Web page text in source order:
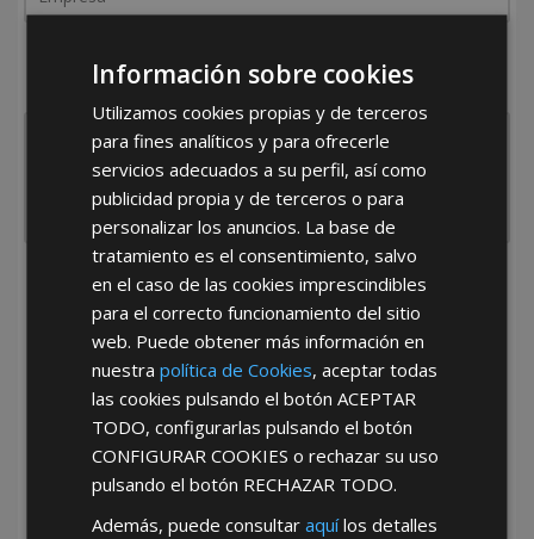
¿De dónde es la empresa?
España
Portugal Otros
He leído y acepto laPolítica de Privacidad
*Abstenerse particulares, sólo venta a tiendas y empresas minoristas y
Información sobre cookies
Utilizamos cookies propias y de terceros
para fines analíticos y para ofrecerle
servicios adecuados a su perfil, así como
publicidad propia y de terceros o para
personalizar los anuncios. La base de
tratamiento es el consentimiento, salvo
en el caso de las cookies imprescindibles
para el correcto funcionamiento del sitio
web. Puede obtener más información en
nuestrapolítica de Cookies, aceptar todas
las cookies pulsando el botónACEPTAR
TODO, configurarlas pulsando el botón
CONFIGURAR COOKIES o rechazar su uso
pulsando el botón RECHAZAR TODO.
Además, puede consultaraquílos detalles